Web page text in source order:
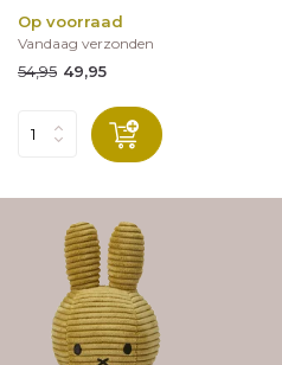
Op voorraad
Vandaag verzonden
54,95 49,95